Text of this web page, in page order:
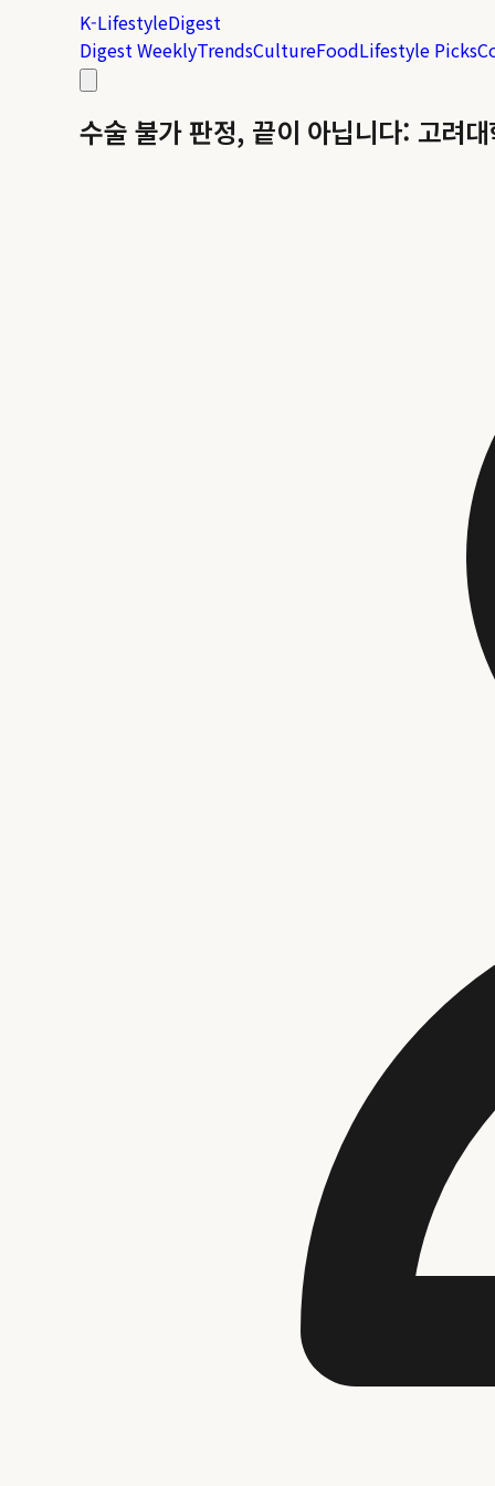
K-LifestyleDigest
Digest WeeklyTrendsCultureFoodLifestyle Picks
수술 불가 판정, 끝이 아닙니다: 고려